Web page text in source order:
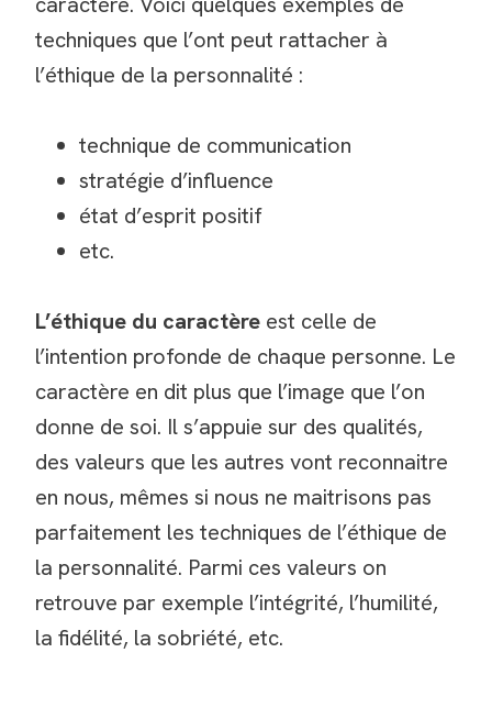
techniques que l’ont peut rattacher à
l’éthique de la personnalité :
technique de communication
stratégie d’influence
état d’esprit positif
etc.
L’éthique du caractère est celle de
l’intention profonde de chaque personne. Le
caractère en dit plus que l’image que l’on
donne de soi. Il s’appuie sur des qualités,
des valeurs que les autres vont reconnaitre
en nous, mêmes si nous ne maitrisons pas
parfaitement les techniques de l’éthique de
la personnalité. Parmi ces valeurs on
retrouve par exemple l’intégrité, l’humilité,
la fidélité, la sobriété, etc.